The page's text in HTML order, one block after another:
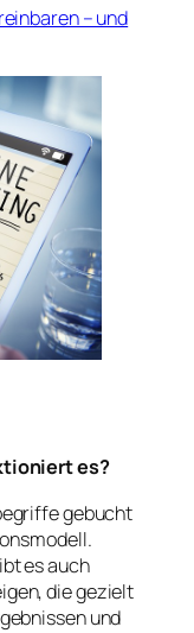
– und
es?
gebucht
es auch
die gezielt
und